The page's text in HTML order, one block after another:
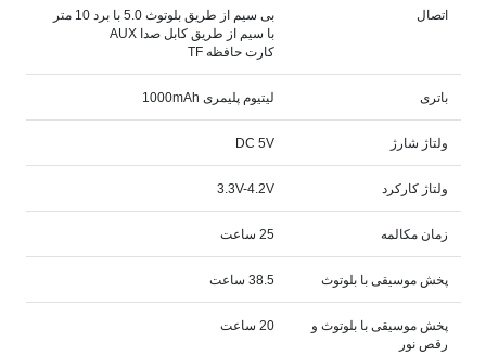
اتصال
بی سیم از طریق بلوتوث 5.0 با برد 10 متر
با سیم از طریق کابل صدا AUX
کارت حافظه TF
باتری لیتیوم پلیمری 1000mAh
ولتاژ شارژ DC 5V
ولتاژ کارکرد 3.3V-4.2V
زمان مکالمه 25 ساعت
پخش موسیقی با بلوتوث 38.5 ساعت
پخش موسیقی با بلوتوث و
رقص نور
20 ساعت